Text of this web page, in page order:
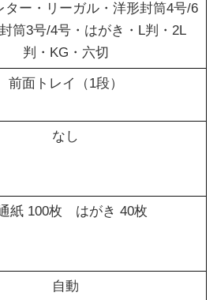
ター・リーガル・洋形封筒4号/6
筒3号/4号・はがき・L判・2L
判・KG・六切
前面トレイ（1段）
なし
紙 100枚 はがき 40枚
自動